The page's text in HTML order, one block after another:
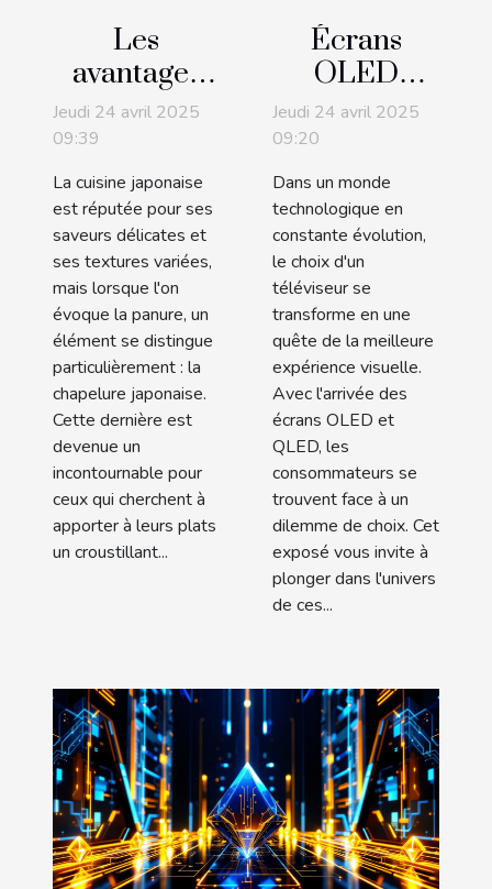
Les
avantages
de la
chapelure
japonaise
pour une
cuisine
croustillante
Jeudi 24 avril 2025
09:39
La cuisine japonaise
est réputée pour ses
saveurs délicates et
ses textures variées,
mais lorsque l'on
évoque la panure, un
élément se distingue
particulièrement : la
chapelure japonaise.
Cette dernière est
devenue un
incontournable pour
ceux qui cherchent à
apporter à leurs plats
un croustillant...
Écrans
OLED
versus
QLED
quelles
technologies
pour les
téléviseurs
de demain
Jeudi 24 avril 2025
09:20
Dans un monde
technologique en
constante évolution,
le choix d'un
téléviseur se
transforme en une
quête de la meilleure
expérience visuelle.
Avec l'arrivée des
écrans OLED et
QLED, les
consommateurs se
trouvent face à un
dilemme de choix. Cet
exposé vous invite à
plonger dans l'univers
de ces...